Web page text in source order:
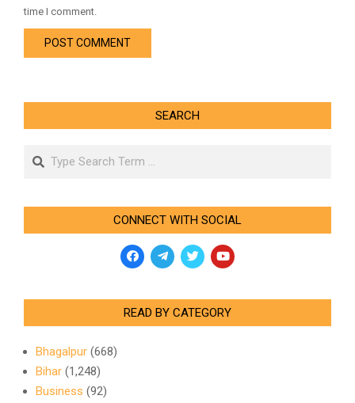
time I comment.
SEARCH
Search
CONNECT WITH SOCIAL
READ BY CATEGORY
Bhagalpur (668)
Bihar (1,248)
Business (92)